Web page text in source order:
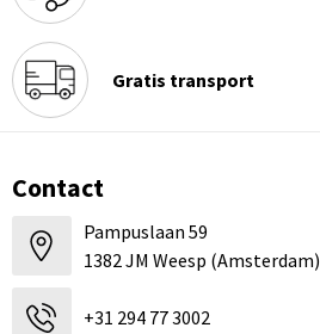
Gratis transport
Contact
Pampuslaan 59
1382 JM Weesp (Amsterdam)
+31 294 77 3002